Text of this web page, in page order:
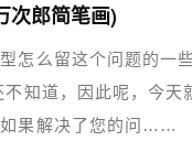
次郎简笔画)
怎么留这个问题的一
知道，因此呢，今天
如果解决了您的问……